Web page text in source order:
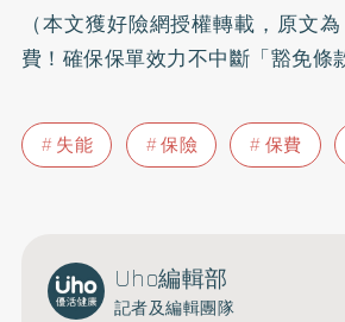
（本文獲好險網授權轉載，原文
費！確保保單效力不中斷「豁免條
失能 保險 保費
Uho編輯部
記者及編輯團隊